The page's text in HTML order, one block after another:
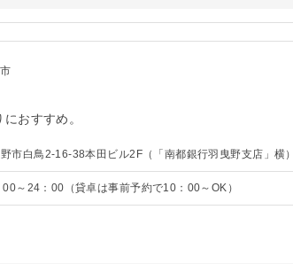
おすすめ。
市白鳥2-16-38本田ビル2F（「南都銀行羽曳野支店」横）
00～24：00（貸卓は事前予約で10：00～OK）